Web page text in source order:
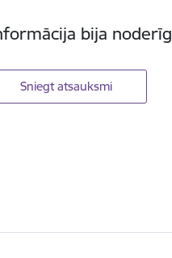
bija
Sniegt atsauksmi